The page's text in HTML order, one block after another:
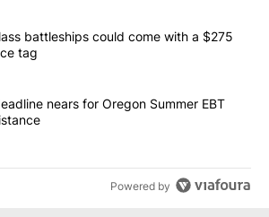
of the most commented articles in the last
"Trump-class battleships could come
battleships could come with a $275
tag
"Sept. 1 deadline nears for Oregon
nears for Oregon Summer EBT
Powered by